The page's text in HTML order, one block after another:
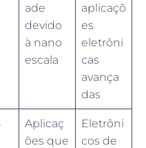
ade
devido
à nano
escala
aplicaçõ
es
eletrôni
cas
avança
das
Aplicaç
ões que
Eletrôni
cos de